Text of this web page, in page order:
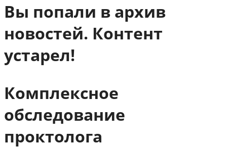
Вы попали в архив
новостей. Контент
устарел!
Комплексное
обследование
проктолога